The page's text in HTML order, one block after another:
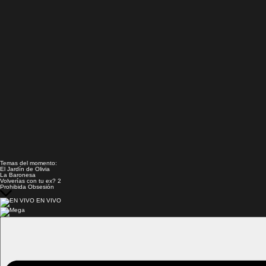
Temas del momento:
El Jardín de Olivia
La Baronesa
Volverías con tu ex? 2
Prohibida Obsesión
EN VIVO